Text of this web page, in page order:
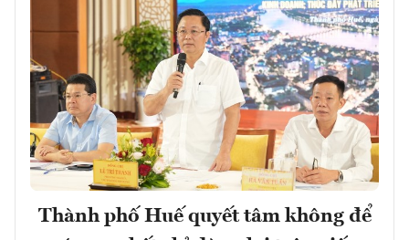
Thành phố Huế quyết tâm không để